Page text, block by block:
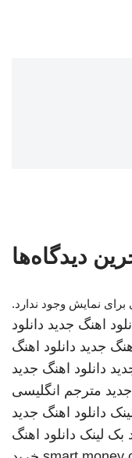
دیدگاه‌ها
برای نمایش وجود ندارد.
اهنگ جدید دانلود
جدید دانلود اهنگ
دانلود اهنگ جدید
مترجم انگلیسی
دانلود اهنگ جدید
بک لینک دانلود اهنگ